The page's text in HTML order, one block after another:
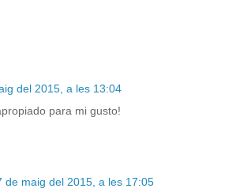
del 2015, a les 13:04
para mi gusto!
de maig del 2015, a les 17:05